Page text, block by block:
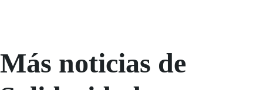
Más noticias de